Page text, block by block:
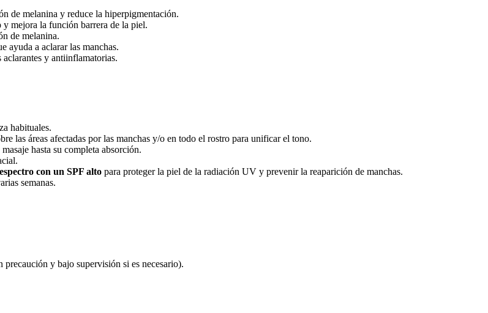
de melanina y reduce la hiperpigmentación.
mejora la función barrera de la piel.
de melanina.
ayuda a aclarar las manchas.
aclarantes y antiinflamatorias.
habituales.
áreas afectadas por las manchas y/o en todo el rostro para unificar el tono.
hasta su completa absorción.
con un SPF alto para proteger la piel de la radiación UV y prevenir la reaparición de manchas.
semanas.
y bajo supervisión si es necesario).